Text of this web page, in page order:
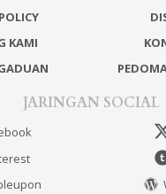
KAMI
JARINGAN SOCIAL